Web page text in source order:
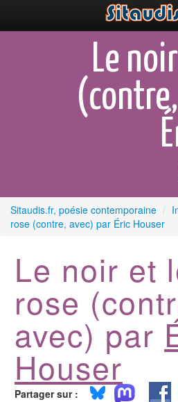
Poèmes et fictions
Prescriptions
Le
Sitaudis.fr, poésie contemporaine /
rose (contre, avec) par Éric Houser
Le noir et
rose
avec) par
Houser
Partager sur :